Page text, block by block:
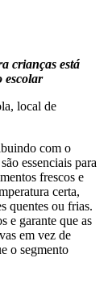
crianças está
escolar
local de
com o
essenciais para
frescos e
certa,
quentes ou frias.
e garante que as
em vez de
o segmento